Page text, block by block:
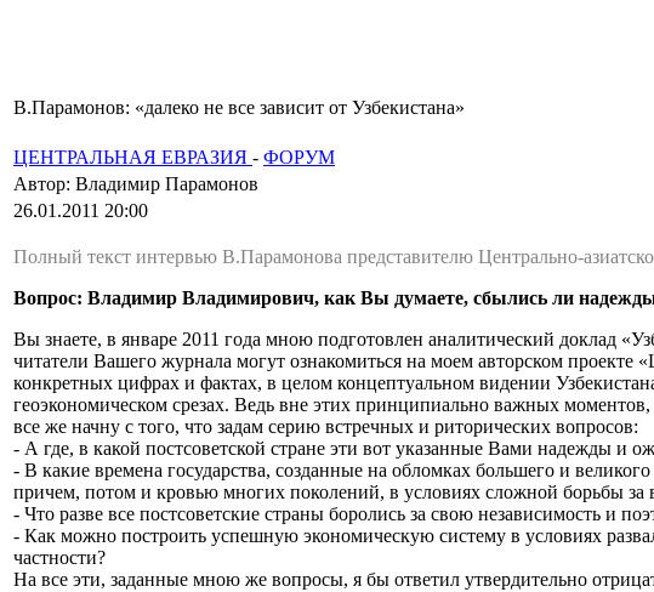
В.Парамонов: «далеко не все зависит от Узбекистана»
ЦЕНТРАЛЬНАЯ ЕВРАЗИЯ - ФОРУМ
Автор: Владимир Парамонов
26.01.2011 20:00
Полный текст интервью В.Парамонова представителю Центрально-
Вопрос: Владимир Владимирович, как Вы думаете, сбылись ли надежды
Вы знаете, в январе 2011 года мною подготовлен аналитический доклад
читатели Вашего журнала могут ознакомиться на моем авторском проекте
конкретных цифрах и фактах, в целом концептуальном видении
геоэкономическом срезах. Ведь вне этих принципиально важных
все же начну с того, что задам серию встречных и риторических вопросов:
- А где, в какой постсоветской стране эти вот указанные Вами надежды и
- В какие времена государства, созданные на обломках большего и
причем, потом и кровью многих поколений, в условиях сложной борьбы за
- Что разве все постсоветские страны боролись за свою независимость и
- Как можно построить успешную экономическую систему в условиях
частности?
На все эти, заданные мною же вопросы, я бы ответил утвердительно